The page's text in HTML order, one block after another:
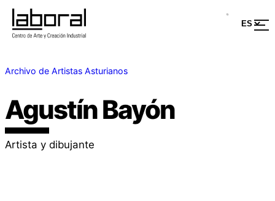
Archivo de Artistas Asturianos
Agustín Bayón
Artista y dibujante